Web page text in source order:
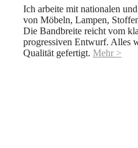
Ich arbeite mit nationalen
von Möbeln, Lampen,
Die Bandbreite reicht vom
progressiven Entwurf. Alles
Qualität gefertigt. Mehr >